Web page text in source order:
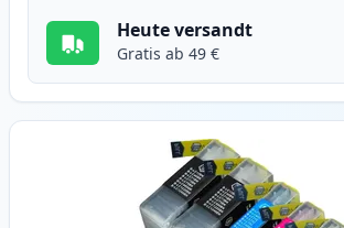
Heute versandt
Gratis ab 49 €